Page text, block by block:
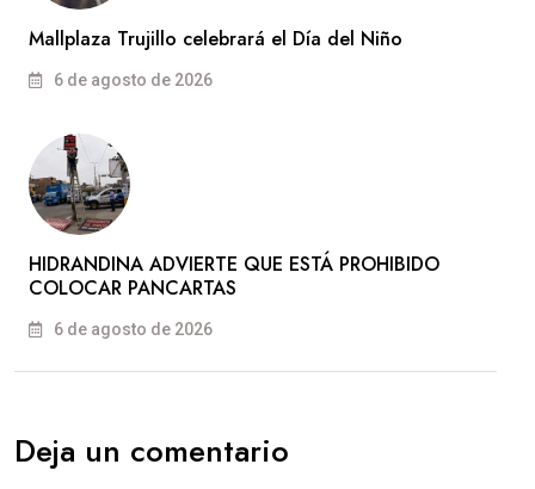
Mallplaza Trujillo celebrará el Día del Niño
6 de agosto de 2026
HIDRANDINA ADVIERTE QUE ESTÁ PROHIBIDO
COLOCAR PANCARTAS
6 de agosto de 2026
Deja un comentario